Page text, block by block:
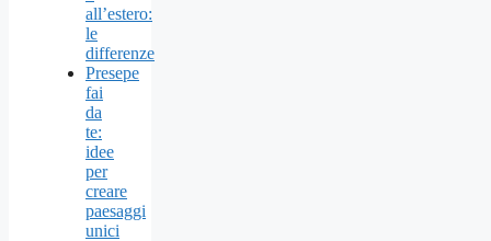
all’estero:
le
differenze
Presepe
fai
da
te:
idee
per
creare
paesaggi
unici